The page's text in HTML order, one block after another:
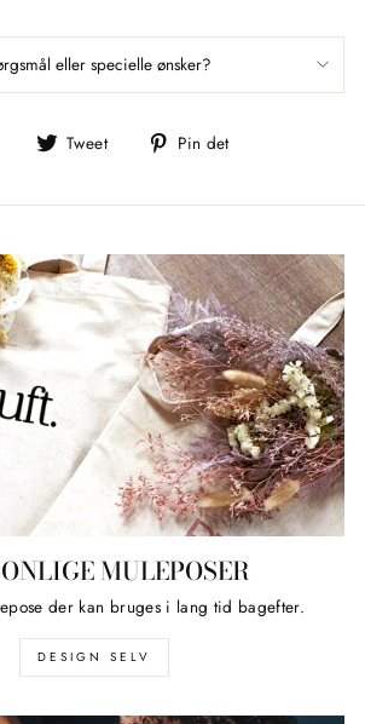
eller specielle ønsker?
Del
Tweet
Tweet Pin det
MULEPOSER
der kan bruges i lang tid bagefter.
DESIGN SELV